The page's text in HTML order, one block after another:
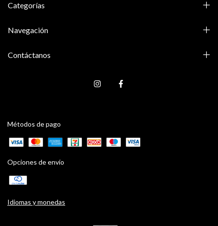
Categorías
Navegación
Contáctanos
Métodos de pago
Opciones de envío
Idiomas y monedas